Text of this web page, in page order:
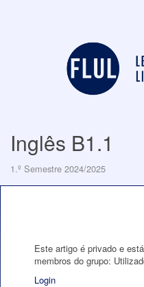
Inglês B1.1
1.º Semestre 2024/2025
Este artigo é privado e
membros do grupo:
Login